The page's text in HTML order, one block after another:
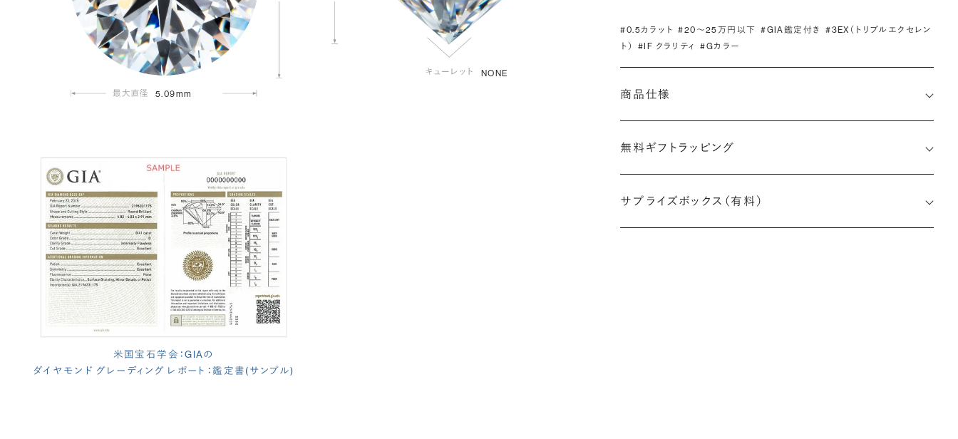
5.09mm
NONE
米国宝石学会：GIAの
ダイヤモンド グレーディング レポート：鑑定書(サンプル)
#0.5カラット #20〜25万円以下 #GIA鑑定付き
#3EX（トリプルエクセレン
ト）
#IF クラリティ #Gカラー
商品仕様
(最小直径-最大直径×深さ)
無料ギフトラッピング
サプライズボックス（有料）